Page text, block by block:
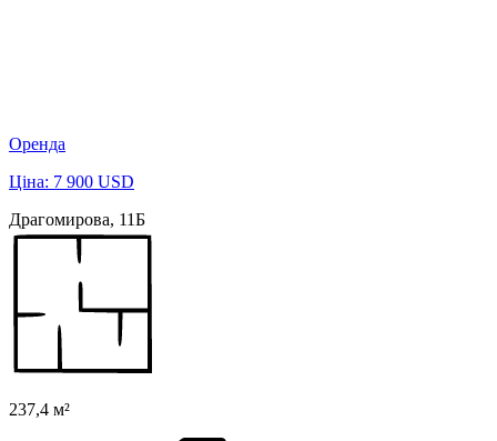
Оренда
Ціна: 7 900 USD
Драгомирова, 11Б
237,4 м²